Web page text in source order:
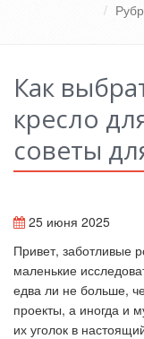
Как
кресло
советы
25 июня 2025
Привет, заботливые
маленькие
едва ли не больше,
проекты, а иногда и
их уголок в